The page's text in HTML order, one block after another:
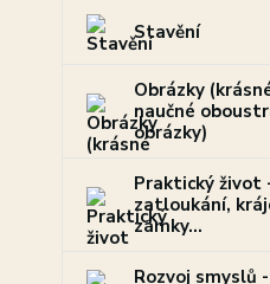
Stavění
Obrázky
naučné
obrázky)
Praktický život
zatloukání,
zámky...
Rozvoj smyslů